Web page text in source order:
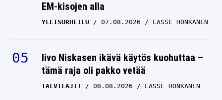
EM-kisojen alla
YLEISURHEILU 07.08.2026 LASSE HONKANEN
Iivo Niskasen ikävä käytös kuohuttaa –
tämä raja oli pakko vetää
TALVILAJIT 08.08.2026 LASSE HONKANEN